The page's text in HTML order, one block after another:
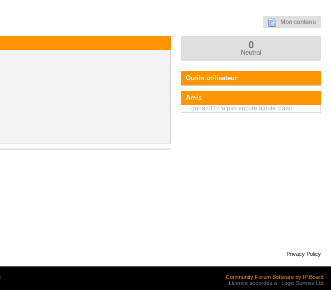
Mon contenu
0
Neutral
Outils utilisateur
Amis
gohan33 n'a pas encore ajouté d'ami.
Privacy Policy
Community Forum Software by IP.Board
Licence accordée à : Logic Sunrise Ltd